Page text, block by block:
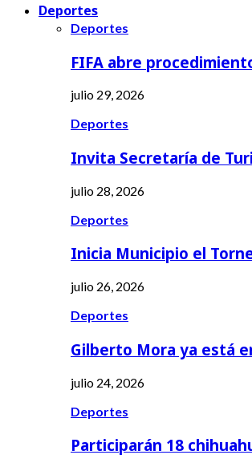
Deportes
Deportes
FIFA abre
julio 29, 2026
Deportes
Invita Secretaría de
julio 28, 2026
Deportes
Inicia Municipio el
julio 26, 2026
Deportes
Gilberto Mora ya está
julio 24, 2026
Deportes
Participarán 18